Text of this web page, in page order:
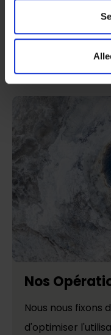
En savoir plus
Nos
Nous nous fixons
d'optimiser